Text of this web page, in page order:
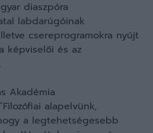
diaszpóra
labdarúgóinak
csereprogramokra nyújt
képviselői és az
Akadémia
alapelvünk,
a legtehetségesebb